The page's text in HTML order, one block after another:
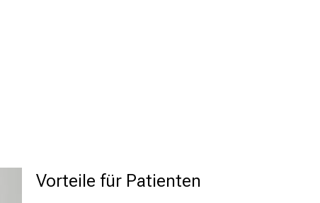
Vorteile für Patienten